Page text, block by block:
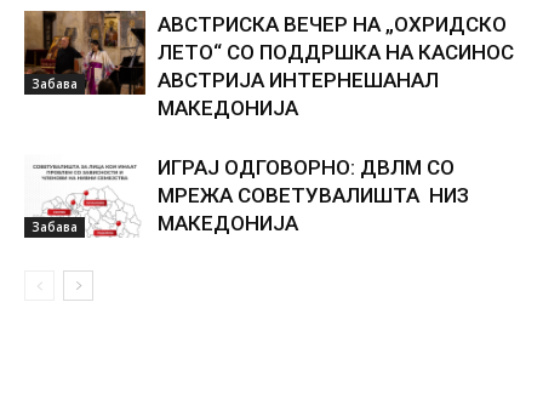
Забава
АВСТРИСКА ВЕЧЕР НА „ОХРИДСКО
ЛЕТО“ СО ПОДДРШКА НА КАСИНОС
АВСТРИЈА ИНТЕРНЕШАНАЛ
МАКЕДОНИЈА
Забава
ИГРАЈ ОДГОВОРНО: ДВЛМ СО
МРЕЖА СОВЕТУВАЛИШТА НИЗ
МАКЕДОНИЈА